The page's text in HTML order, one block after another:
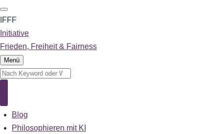
Direkt
zum
Inhalt
IFFF
Initiative
Frieden, Freiheit & Fairness
Menü
Suche
Main
navigation
Blog
Philosophieren mit KI